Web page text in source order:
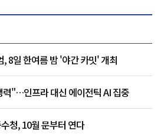
8일 한여름 밤 '야간 카밋' 개최
력"…인프라 대신 에이전틱 AI 집중
청, 10월 문부터 연다